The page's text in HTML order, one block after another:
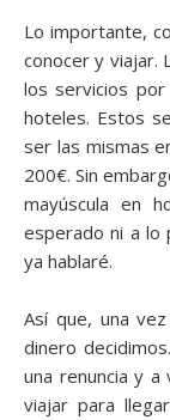
Lo importante,
conocer y viajar.
los servicios
hoteles. Estos
ser las mismas
200€. Sin
mayúscula en
esperado ni a lo
ya hablaré.
Así que, una
dinero
una renuncia y
viajar para